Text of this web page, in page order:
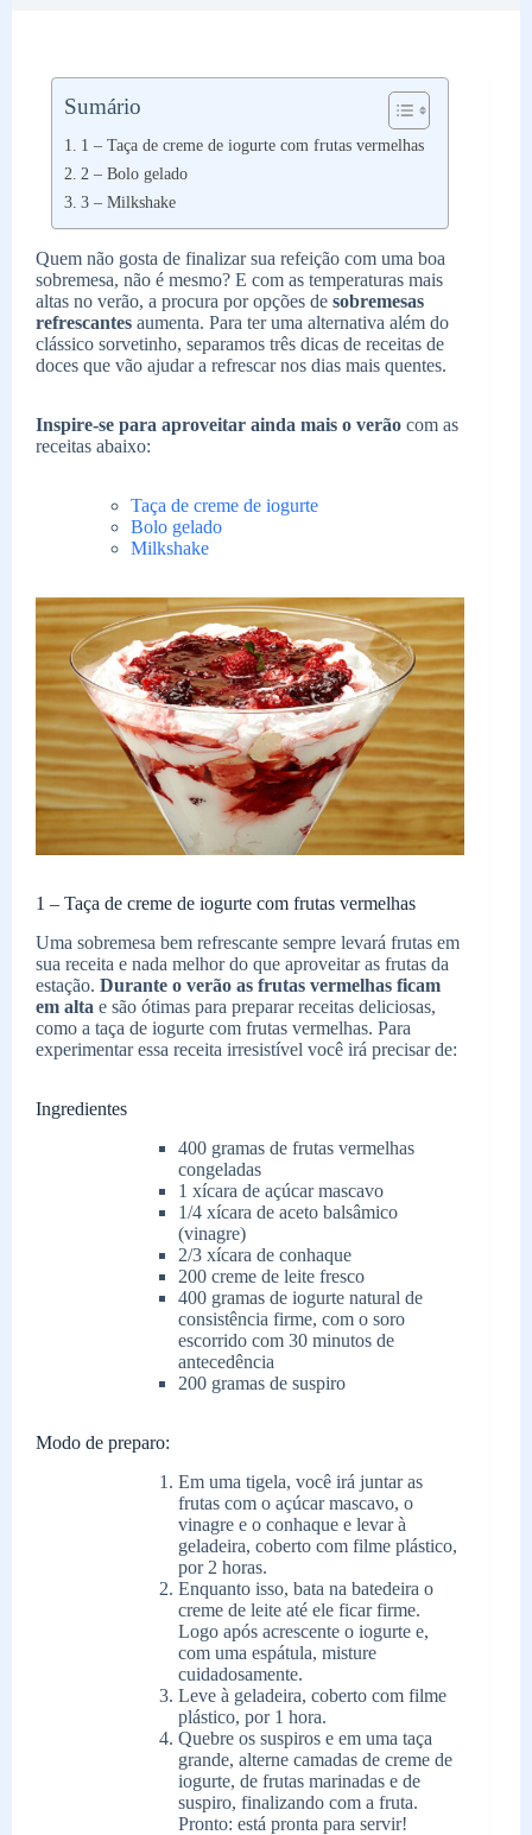
Sumário
1 – Taça de creme de iogurte com frutas vermelhas
2 – Bolo gelado
3 – Milkshake
Quem não gosta de finalizar sua refeição com uma boa
sobremesa, não é mesmo? E com as temperaturas mais
altas no verão, a procura por opções de sobremesas
refrescantes aumenta. Para ter uma alternativa além do
clássico sorvetinho, separamos três dicas de receitas de
doces que vão ajudar a refrescar nos dias mais quentes.
Inspire-se para aproveitar ainda mais o verão com as
receitas abaixo:
Taça de creme de iogurte
Bolo gelado
Milkshake
1 – Taça de creme de iogurte com frutas vermelhas
Uma sobremesa bem refrescante sempre levará frutas em
sua receita e nada melhor do que aproveitar as frutas da
estação. Durante o verão as frutas vermelhas ficam
em alta e são ótimas para preparar receitas deliciosas,
como a taça de iogurte com frutas vermelhas. Para
experimentar essa receita irresistível você irá precisar de:
Ingredientes
400 gramas de frutas vermelhas
congeladas
1 xícara de açúcar mascavo
1/4 xícara de aceto balsâmico
(vinagre)
2/3 xícara de conhaque
200 creme de leite fresco
400 gramas de iogurte natural de
consistência firme, com o soro
escorrido com 30 minutos de
antecedência
200 gramas de suspiro
Modo de preparo:
Em uma tigela, você irá juntar as
frutas com o açúcar mascavo, o
vinagre e o conhaque e levar à
geladeira, coberto com filme plástico,
por 2 horas.
Enquanto isso, bata na batedeira o
creme de leite até ele ficar firme.
Logo após acrescente o iogurte e,
com uma espátula, misture
cuidadosamente.
Leve à geladeira, coberto com filme
plástico, por 1 hora.
Quebre os suspiros e em uma taça
grande, alterne camadas de creme de
iogurte, de frutas marinadas e de
suspiro, finalizando com a fruta.
Pronto: está pronta para servir!